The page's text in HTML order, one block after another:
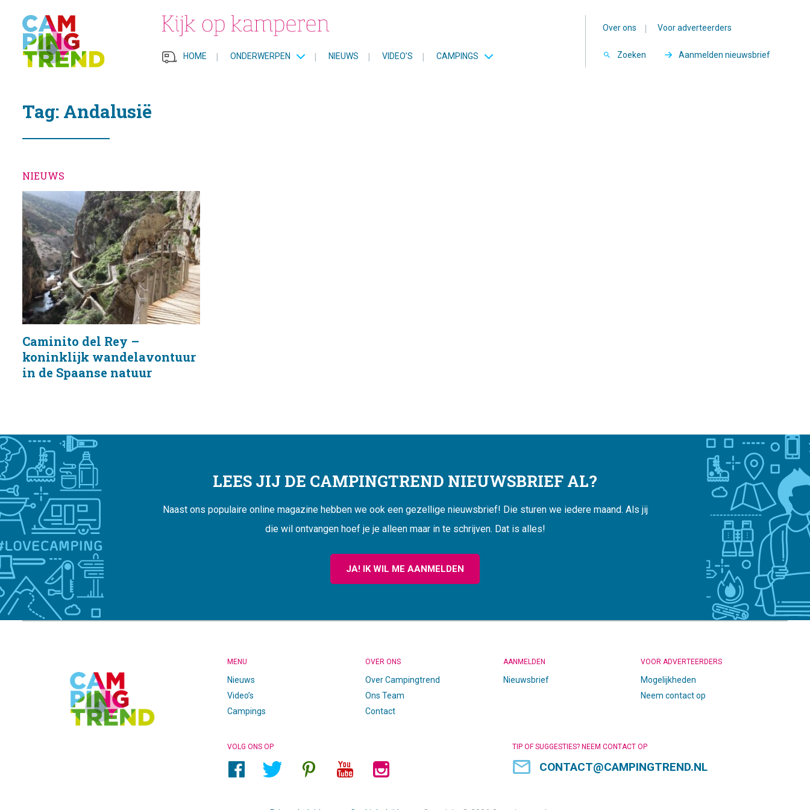
HOME | ONDERWERPEN | NIEUWS | VIDEO’S | CAMPINGS
Over ons | Voor adverteerders
Zoeken Aanmelden nieuwsbrief
Tag: Andalusië
NIEUWS
Caminito del Rey –
koninklijk wandelavontuur
in de Spaanse natuur
LEES JIJ DE CAMPINGTREND NIEUWSBRIEF AL?
Naast ons populaire online magazine hebben we ook een gezellige nieuwsbrief! Die sturen we iedere maand. Als jij
die wil ontvangen hoef je je alleen maar in te schrijven. Dat is alles!
JA! IK WIL ME AANMELDEN
MENU
Nieuws
Video’s
Campings
OVER ONS
Over Campingtrend
Ons Team
Contact
AANMELDEN
Nieuwsbrief
VOOR ADVERTEERDERS
Mogelijkheden
Neem contact op
VOLG ONS OP TIP OF SUGGESTIES? NEEM CONTACT OP
CONTACT@CAMPINGTREND.NL